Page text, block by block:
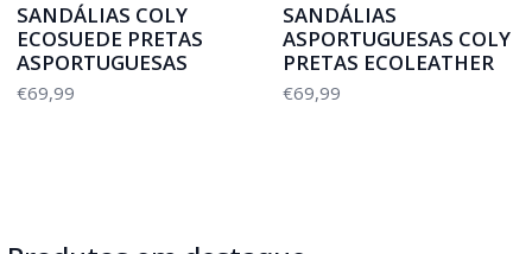
SANDÁLIAS COLY
ECOSUEDE PRETAS
ASPORTUGUESAS
€69,99
SANDÁLIAS
ASPORTUGUESAS COLY
PRETAS ECOLEATHER
€69,99